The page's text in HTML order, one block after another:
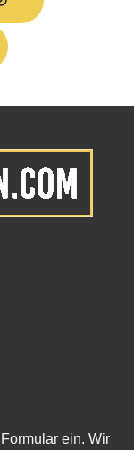
ein. Wir